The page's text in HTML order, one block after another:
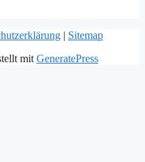
| Sitemap
mit GeneratePress